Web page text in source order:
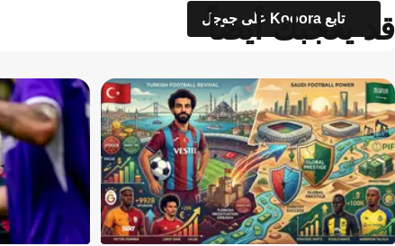
تابع Kooora على جوجل
قد يعجبك أيضاً